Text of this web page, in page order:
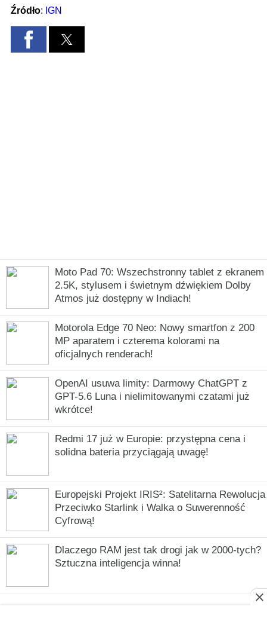
Moto Pad 70: Wszechstronny tablet z ekranem
2.5K, stylusem i świetnym dźwiękiem Dolby
Atmos już dostępny w Indiach!
Motorola Edge 70 Neo: Nowy smartfon z 200
MP aparatem i czterema kolorami na
oficjalnych renderach!
OpenAI usuwa limity: Darmowy ChatGPT z
GPT-5.6 Luna i nielimitowanymi czatami już
wkrótce!
Redmi 17 już w Europie: przystępna cena i
solidna bateria przyciągają uwagę!
Europejski Projekt IRIS²: Satelitarna Rewolucja
Przeciwko Starlink i Walka o Suwerenność
Cyfrową!
Dlaczego RAM jest tak drogi jak w 2000-tych?
Sztuczna inteligencja winna!